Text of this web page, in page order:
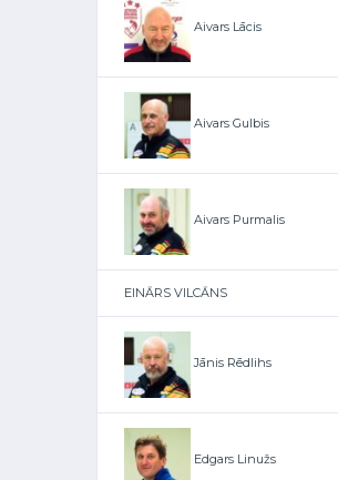
Aivars Lācis
Aivars Gulbis
Aivars Purmalis
EINĀRS VILCĀNS
Jānis Rēdlihs
Edgars Linužs